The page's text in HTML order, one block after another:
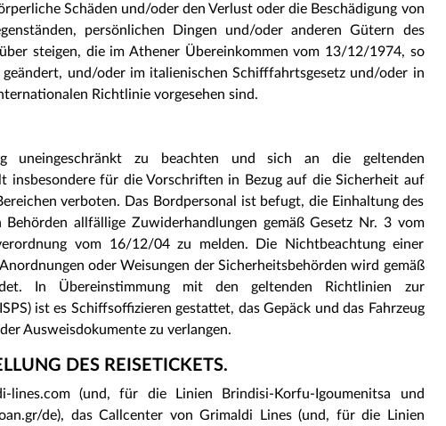
Schäden und/oder den Verlust oder die Beschädigung von
persönlichen Dingen und/oder anderen Gütern des
steigen, die im Athener Übereinkommen vom 13/12/1974, so
und/oder im italienischen Schifffahrtsgesetz und/oder in
Richtlinie vorgesehen sind.
uneingeschränkt zu beachten und sich an die geltenden
insbesondere für die Vorschriften in Bezug auf die Sicherheit auf
verboten. Das Bordpersonal ist befugt, die Einhaltung des
allfällige Zuwiderhandlungen gemäß Gesetz Nr. 3 vom
vom 16/12/04 zu melden. Die Nichtbeachtung einer
oder Weisungen der Sicherheitsbehörden wird gemäß
In Übereinstimmung mit den geltenden Richtlinien zur
ist es Schiffsoffizieren gestattet, das Gepäck und das Fahrzeug
Ausweisdokumente zu verlangen.
DES REISETICKETS.
(und, für die Linien Brindisi-Korfu-Igoumenitsa und
de), das Callcenter von Grimaldi Lines (und, für die Linien